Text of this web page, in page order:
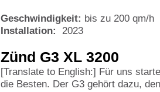
Geschwindigkeit: bis zu 200 qm/h
Installation: 2023
Zünd G3 XL 3200
[Translate to English:] Für uns
die Besten. Der G3 gehört dazu,